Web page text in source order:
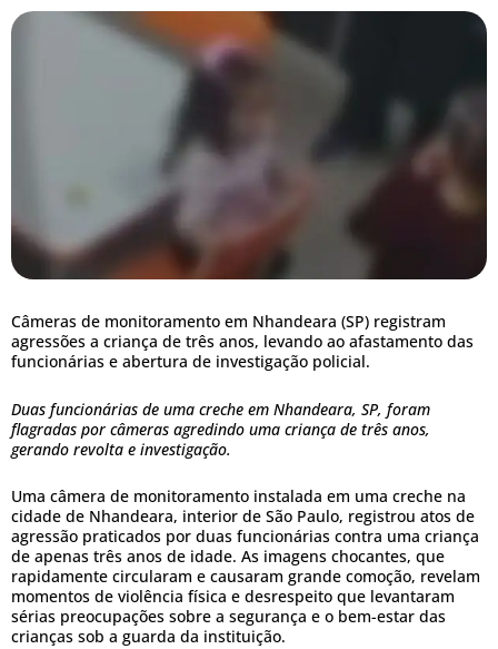
Câmeras de monitoramento em Nhandeara (SP) registram
agressões a criança de três anos, levando ao afastamento das
funcionárias e abertura de investigação policial.
Duas funcionárias de uma creche em Nhandeara, SP, foram
flagradas por câmeras agredindo uma criança de três anos,
gerando revolta e investigação.
Uma câmera de monitoramento instalada em uma creche na
cidade de Nhandeara, interior de São Paulo, registrou atos de
agressão praticados por duas funcionárias contra uma criança
de apenas três anos de idade. As imagens chocantes, que
rapidamente circularam e causaram grande comoção, revelam
momentos de violência física e desrespeito que levantaram
sérias preocupações sobre a segurança e o bem-estar das
crianças sob a guarda da instituição.